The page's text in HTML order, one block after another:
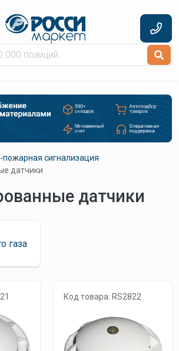
сигнализация
датчики
датчики
газа
Код товара: RS2822